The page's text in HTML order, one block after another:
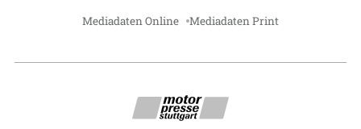
Mediadaten Online Mediadaten Print